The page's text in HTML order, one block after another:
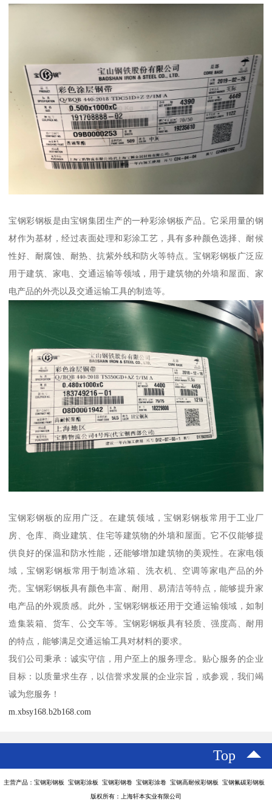
宝钢彩钢板是由宝钢集团生产的一种彩涂钢板产品。它采用量的钢
材作为基材，经过表面处理和彩涂工艺，具有多种颜色选择、耐候
性好、耐腐蚀、耐热、抗紫外线和防火等特点。宝钢彩钢板广泛应
用于建筑、家电、交通运输等领域，用于建筑物的外墙和屋面、家
电产品的外壳以及交通运输工具的制造等。
宝钢彩钢板的应用广泛。在建筑领域，宝钢彩钢板常用于工业厂
房、仓库、商业建筑、住宅等建筑物的外墙和屋面。它不仅能够提
供良好的保温和防水性能，还能够增加建筑物的美观性。在家电领
域，宝钢彩钢板常用于制造冰箱、洗衣机、空调等家电产品的外
壳。宝钢彩钢板具有颜色丰富、耐用、易清洁等特点，能够提升家
电产品的外观质感。此外，宝钢彩钢板还用于交通运输领域，如制
造集装箱、货车、公交车等。宝钢彩钢板具有轻质、强度高、耐用
的特点，能够满足交通运输工具对材料的要求。
我们公司秉承：诚实守信，用户至上的服务理念。贴心服务的企业
目标：以质量求生存，以信誉求发展的企业宗旨，或参观，我们竭
诚为您服务！
m.xbsy168.b2b168.com
Top
主营产品：宝钢彩钢板 宝钢彩涂板 宝钢彩钢卷 宝钢彩涂卷 宝钢高耐候彩钢板 宝钢氟碳彩钢板
版权所有：上海轩本实业有限公司